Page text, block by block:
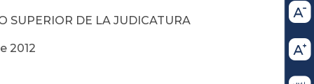
SUPERIOR DE LA JUDICATURA
2012